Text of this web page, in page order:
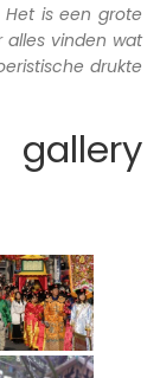
is een grote
alles vinden wat
drukte